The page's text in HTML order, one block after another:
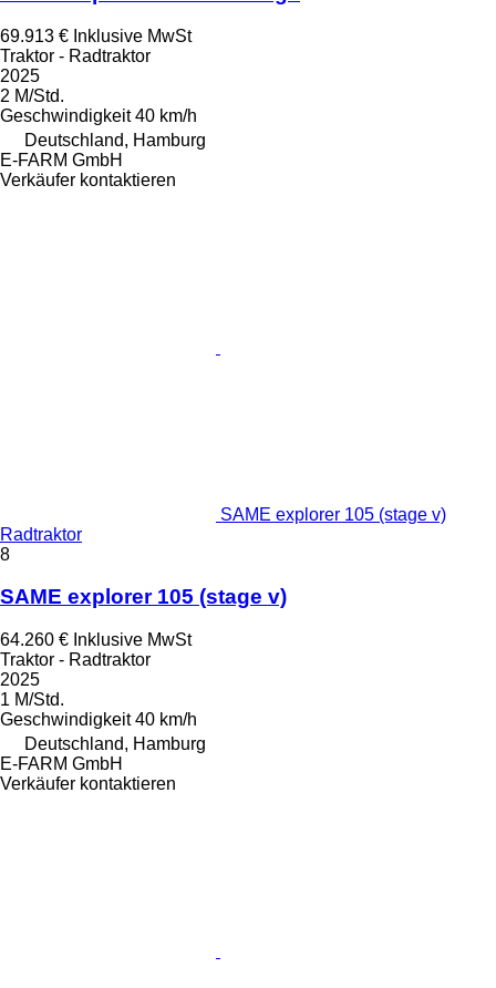
69.913 € Inklusive MwSt
Traktor - Radtraktor
2025
2 M/Std.
Geschwindigkeit 40 km/h
Deutschland, Hamburg
E-FARM GmbH
Verkäufer kontaktieren
SAME explorer 105 (stage v)
Radtraktor
8
SAME explorer 105 (stage v)
64.260 € Inklusive MwSt
Traktor - Radtraktor
2025
1 M/Std.
Geschwindigkeit 40 km/h
Deutschland, Hamburg
E-FARM GmbH
Verkäufer kontaktieren